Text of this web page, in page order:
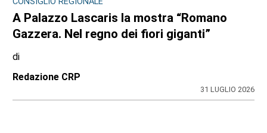
A Palazzo Lascaris la mostra “Romano
Gazzera. Nel regno dei fiori giganti”
di
Redazione CRP
31 LUGLIO 2026